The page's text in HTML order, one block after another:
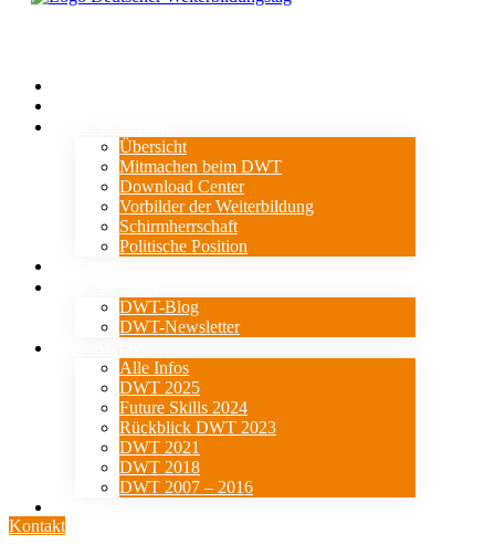
Übersicht
Mitmachen beim DWT
Download Center
Vorbilder der Weiterbildung
Schirmherrschaft
Politische Position
DWT-Blog
DWT-Newsletter
Alle Infos
DWT 2025
Future Skills 2024
Rückblick DWT 2023
DWT 2021
DWT 2018
DWT 2007 – 2016
Kontakt